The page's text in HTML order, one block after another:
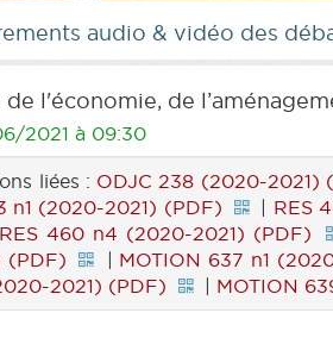
audio & vidéo des
de l'économie, de
2021 à 09:30
liées : ODJC 238 (2020-2021)
n1 (2020-2021) (PDF)
| RES
RES 460 n4 (2020-2021) (PDF)
(PDF)
| MOTION 637 n1
2021) (PDF)
| MOTION